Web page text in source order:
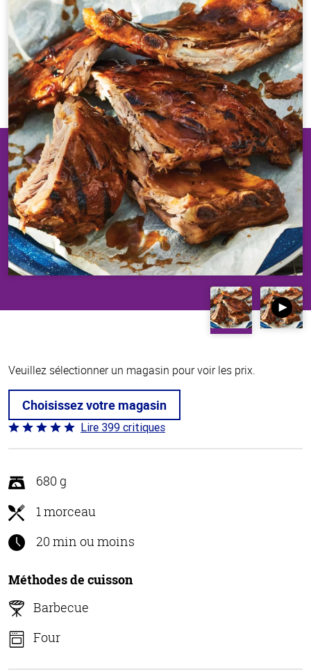
Veuillez sélectionner un magasin pour voir les prix.
Choisissez votre magasin
Coté
4.8 sur
Lire 399 critiques
680 g
1 morceau
20 min ou moins
Méthodes de cuisson
Barbecue
Four